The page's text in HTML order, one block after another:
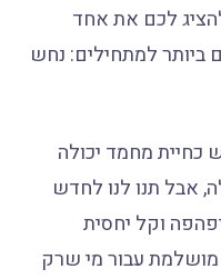
לכם את אחד
ביותר למתחילים: נחש
כחיית מחמד יכולה
אבל תנו לנו לחדש
וקל יחסית
עבור מי שרק